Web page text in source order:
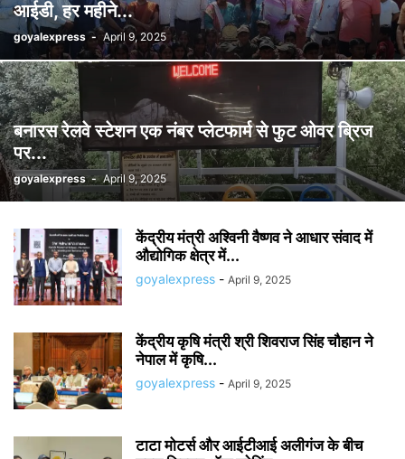
आईडी, हर महीने...
goyalexpress - April 9, 2025
बनारस रेलवे स्टेशन एक नंबर प्लेटफार्म से फुट ओवर ब्रिज
पर...
goyalexpress - April 9, 2025
केंद्रीय मंत्री अश्विनी वैष्णव ने आधार संवाद में
औद्योगिक क्षेत्र में...
goyalexpress - April 9, 2025
केंद्रीय कृषि मंत्री श्री शिवराज सिंह चौहान ने
नेपाल में कृषि...
goyalexpress - April 9, 2025
टाटा मोटर्स और आईटीआई अलीगंज के बीच